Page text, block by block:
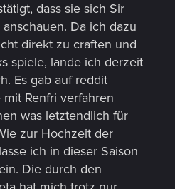
dass sie sich Sir
Da ich dazu
direkt zu craften und
spiele, lande ich derzeit
Es gab auf reddit
Renfri verfahren
was letztendlich für
zur Hochzeit der
ich in dieser Saison
Die durch den